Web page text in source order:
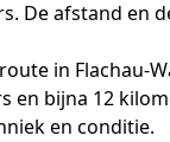
De afstand en
in Flachau-
en bijna 12
en conditie.